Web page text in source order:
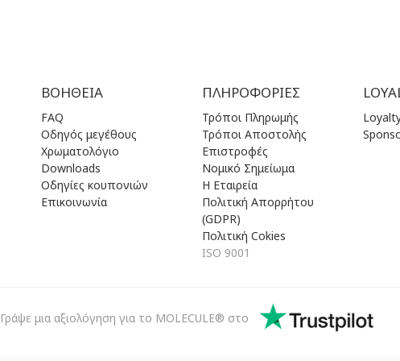
ΒΟΉΘΕΙΑ
FAQ
Οδηγός μεγέθους
Χρωματολόγιο
Downloads
Οδηγίες κουπονιών
Επικοινωνία
ΠΛΗΡΟΦΟΡΊΕΣ
Τρόποι Πληρωμής
Τρόποι Αποστολής
Επιστροφές
Νομικό Σημείωμα
Η Εταιρεία
Πολιτική Απορρήτου
(GDPR)
Πολιτική Cokies
ISO 9001
Γράψε μια αξιολόγηση για το MOLECULE® στο